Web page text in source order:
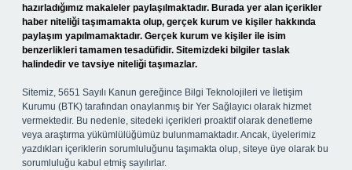
hazırladığımız makaleler paylaşılmaktadır. Burada yer alan içerikler
haber niteliği taşımamakta olup, gerçek kurum ve kişiler hakkında
paylaşım yapılmamaktadır. Gerçek kurum ve kişiler ile isim
benzerlikleri tamamen tesadüfidir. Sitemizdeki bilgiler taslak
halindedir ve tavsiye niteliği taşımazlar.
Sitemiz, 5651 Sayılı Kanun gereğince Bilgi Teknolojileri ve İletişim
Kurumu (BTK) tarafından onaylanmış bir Yer Sağlayıcı olarak hizmet
vermektedir. Bu nedenle, sitedeki içerikleri proaktif olarak denetleme
veya araştırma yükümlülüğümüz bulunmamaktadır. Ancak, üyelerimiz
yazdıkları içeriklerin sorumluluğunu taşımakta olup, siteye üye olarak bu
sorumluluğu kabul etmiş sayılırlar.